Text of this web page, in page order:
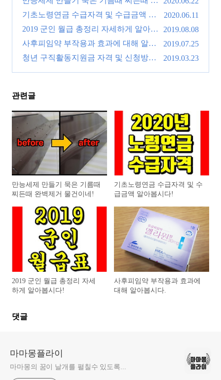
벽제거 물건이네!
(0)
기초노령연금 수급자격 및 수급금액 알
아봅시다!
(0)
2020.06.11
2019 군인 월급 총정리 자세하게 알아봅
시다!
(0)
2019.08.08
사후피임약 부작용과 효과에 대해 알아
봅시다.
(0)
2019.07.25
청년 구직활동지원금 자격 및 신청방법
2019.03.23
관련글
만능세제 만들기 묵은 기름때
찌든때 완벽제거 물건이네!
기초노령연금 수급자격 및 수
급금액 알아봅시다!
2019 군인 월급 총정리 자세
하게 알아봅시다!
사후피임약 부작용과 효과에
대해 알아봅시다.
댓글
마마몽플라이
마마몽의 꿈이 날개를 펼칠수 있도록...